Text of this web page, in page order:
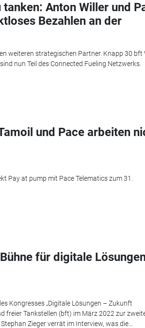
Anton Willer und
Bezahlen an der
weiteren strategischen Partner. Knapp 30 bft
nun Teil des Connected Fueling Netzwerks.
und Pace arbeiten
Pay at pump mit Pace Telematics zum 31.
für digitale
Kongresses „Digitale Lösungen – Zukunft
freier Tankstellen (bft) im März 2022 zur
Zieger verrät im Interview, was die...